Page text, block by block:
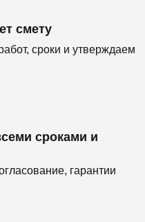
смету
сроки и утверждаем
сроками и
гарантии